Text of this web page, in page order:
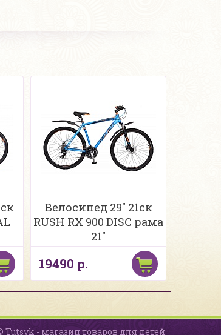
Велосипед 29" 21ск
RUSH RX 900 DISC рама
21"
19490 р.
Tutsyk - магазин товаров для детей